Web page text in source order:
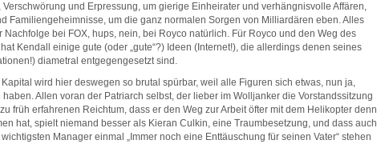
und Erpressung, um gierige Einheirater und verhängnisvolle Affären,
Familiengeheimnisse, um die ganz normalen Sorgen von Milliardären eben. Alles
Nachfolge bei FOX, hups, nein, bei Royco natürlich. Für Royco und den Weg des
Kendall einige gute (oder „gute“?) Ideen (Internet!), die allerdings denen seines
diametral entgegengesetzt sind.
wird hier deswegen so brutal spürbar, weil alle Figuren sich etwas, nun ja,
Allen voran der Patriarch selbst, der lieber im Wolljanker die Vorstandssitzung
früh erfahrenen Reichtum, dass er den Weg zur Arbeit öfter mit dem Helikopter denn
hat, spielt niemand besser als Kieran Culkin, eine Traumbesetzung, und dass auch
Manager einmal „Immer noch eine Enttäuschung für seinen Vater“ stehen